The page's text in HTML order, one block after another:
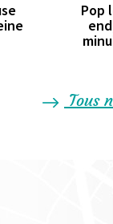
Pop
Tous